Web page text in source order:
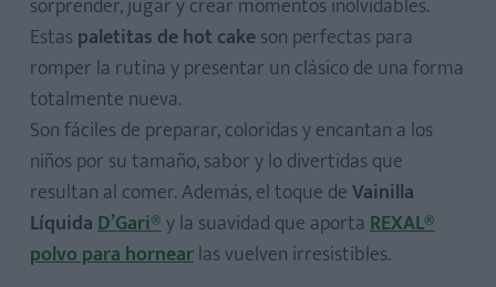
Para decorar y acompañar:
Paso 1
Paso 2
Paso 3
Paso 4
Estas paletitas de hot cakeson perfectas para
romper la rutina y presentar un clásico de una forma
totalmente nueva.
Son fáciles de preparar, coloridas y encantan a los
niños por su tamaño, sabor y lo divertidas que
resultan al comer. Además, el toque deVainilla
LíquidaD’Gari®y la suavidad que aporta REXAL®
polvo para hornearlas vuelven irresistibles.